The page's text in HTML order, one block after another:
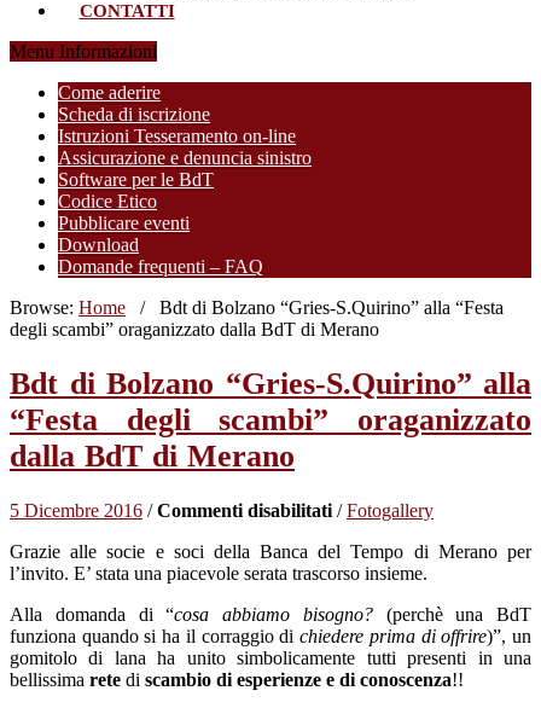
CONTATTI
Menu Informazioni
Come aderire
Scheda di iscrizione
Istruzioni Tesseramento on-line
Assicurazione e denuncia sinistro
Software per le BdT
Codice Etico
Pubblicare eventi
Download
Domande frequenti – FAQ
Browse: Home /
Bdt di Bolzano “Gries-S.Quirino” alla “Festa
degli scambi” oraganizzato dalla BdT di Merano
Bdt di Bolzano “Gries-S.Quirino” alla
“Festa degli scambi” oraganizzato
dalla BdT di Merano
5 Dicembre 2016 /Commenti disabilitatisu
di
Bolzano
S.Quirino”
alla
“Festa
degli
/Fotogallery
Grazie alle socie e soci della Banca del Tempo di Merano per
l’invito. E’ stata una piacevole serata trascorso insieme.
Alla domanda di “cosa abbiamo bisogno?(perchè una BdT
funziona quando si ha il corraggio dichiedere prima di offrire)”, un
gomitolo di lana ha unito simbolicamente tutti presenti in una
bellissima rete di scambio di esperienze e di conoscenza!!